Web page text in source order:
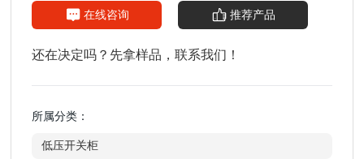
在线咨询 推荐产品
还在决定吗？先拿样品，联系我们！
所属分类：
低压开关柜